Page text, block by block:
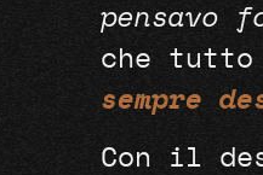
pensavo
che tutto
sempre
Con il